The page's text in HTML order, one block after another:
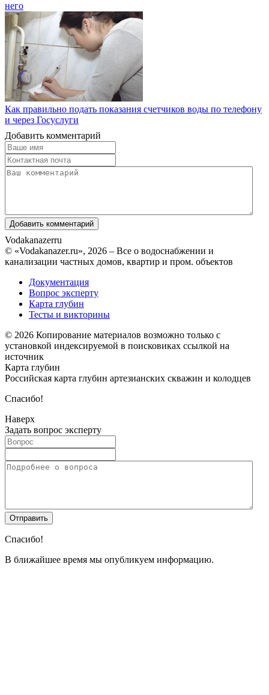
него
Как правильно подать показания счетчиков воды по телефону
и через Госуслуги
Добавить комментарий
Vodakanazerru
© «Vodakanazer.ru», 2026 – Все о водоснабжении и
канализации частных домов, квартир и пром. объектов
Документация
Вопрос эксперту
Карта глубин
Тесты и викторины
© 2026 Копирование материалов возможно только с
установкой индексируемой в поисковиках ссылкой на
источник
Карта глубин
Российская карта глубин артезианских скважин и колодцев
Спасибо!
Наверх
Задать вопрос эксперту
Спасибо!
В ближайшее время мы опубликуем информацию.